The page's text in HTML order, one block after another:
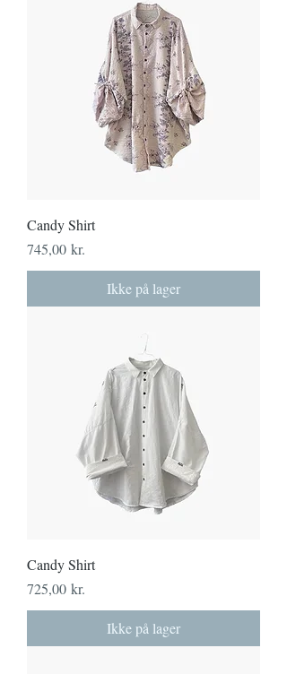
Candy Shirt
Pris
745,00 kr.
Ikke på lager
Candy Shirt
Pris
725,00 kr.
Ikke på lager